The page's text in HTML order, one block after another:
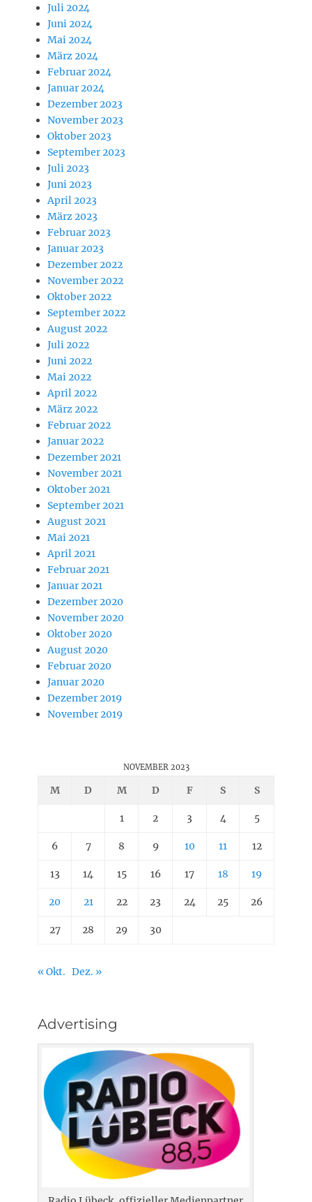
Juli 2024
Juni 2024
Mai 2024
März 2024
Februar 2024
Januar 2024
Dezember 2023
November 2023
Oktober 2023
September 2023
Juli 2023
Juni 2023
April 2023
März 2023
Februar 2023
Januar 2023
Dezember 2022
November 2022
Oktober 2022
September 2022
August 2022
Juli 2022
Juni 2022
Mai 2022
April 2022
März 2022
Februar 2022
Januar 2022
Dezember 2021
November 2021
Oktober 2021
September 2021
August 2021
Mai 2021
April 2021
Februar 2021
Januar 2021
Dezember 2020
November 2020
Oktober 2020
August 2020
Februar 2020
Januar 2020
Dezember 2019
November 2019
NOVEMBER 2023
M D M D F S S
1 2 3 4 5
6 7 8 9 10 11 12
13 14 15 16 17 18 19
20 21 22 23 24 25 26
27 28 29 30
« Okt. Dez. »
Advertising